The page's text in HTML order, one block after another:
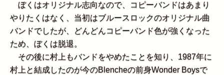
ぼくはオリジナル志向なので、コピーバンドはあまり
やりたくはなく、当初はブルースロックのオリジナル曲
バンドでしたが、どんどんコピーバンド色が強くなった
ため、ぼくは脱退。
その後に村上もバンドをやめたことを知り、1987年に
村上と結成したのが今のBlencheの前身Wonder Boysで